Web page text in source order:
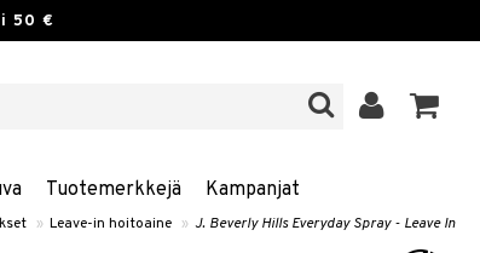
50 €
Tuotemerkkejä Kampanjat
» Leave-in hoitoaine » J. Beverly Hills Everyday Spray - Leave In